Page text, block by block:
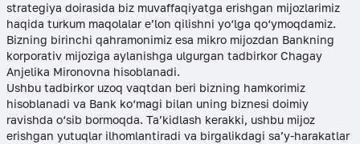
strategiya doirasida biz muvaffaqiyatga erishgan mijozlarimiz
haqida turkum maqolalar e’lon qilishni yo‘lga qo‘ymoqdamiz.
Bizning birinchi qahramonimiz esa mikro mijozdan Bankning
korporativ mijoziga aylanishga ulgurgan tadbirkor Chagay
Anjelika Mironovna hisoblanadi.
Ushbu tadbirkor uzoq vaqtdan beri bizning hamkorimiz
hisoblanadi va Bank ko‘magi bilan uning biznesi doimiy
ravishda o‘sib bormoqda. Ta’kidlash kerakki, ushbu mijoz
erishgan yutuqlar ilhomlantiradi va birgalikdagi sa’y-harakatlar